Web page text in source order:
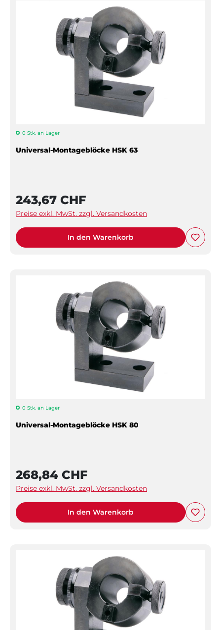
0 Stk. an Lager
Universal-Montageblöcke HSK 63
243,67 CHF
Preise exkl. MwSt. zzgl. Versandkosten
In den Warenkorb
0 Stk. an Lager
Universal-Montageblöcke HSK 80
268,84 CHF
Preise exkl. MwSt. zzgl. Versandkosten
In den Warenkorb